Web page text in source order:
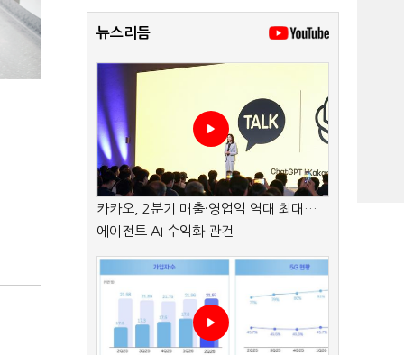
뉴스리듬
카카오, 2분기 매출·영업익 역대 최대…
에이전트 AI 수익화 관건